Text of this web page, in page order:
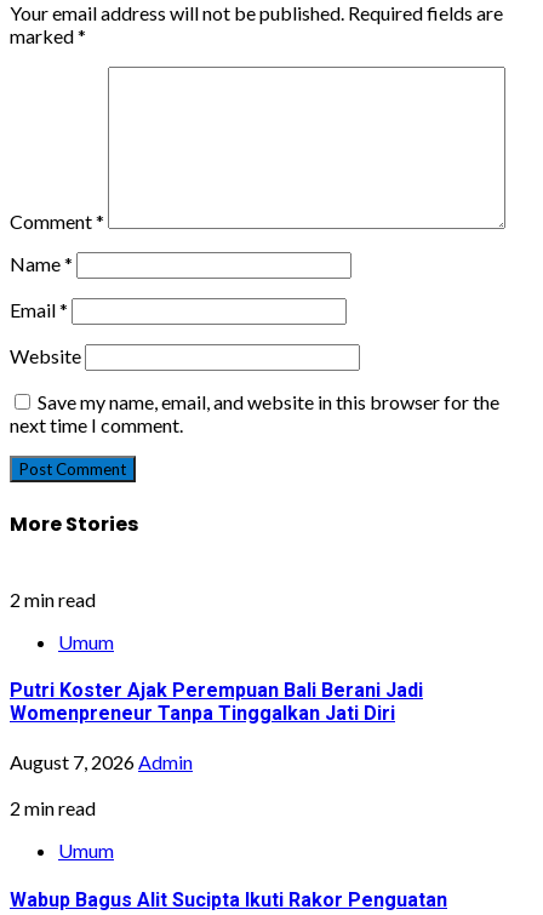
Your email address will not be published. Required fields are
marked*
Comment*
Name*
Email*
Website
Save my name, email, and website in this browser for the
next time I comment.
More Stories
2 min read
Umum
Putri Koster Ajak Perempuan Bali Berani Jadi
Womenpreneur Tanpa Tinggalkan Jati Diri
August 7, 2026Admin
2 min read
Umum
Wabup Bagus Alit Sucipta Ikuti Rakor Penguatan